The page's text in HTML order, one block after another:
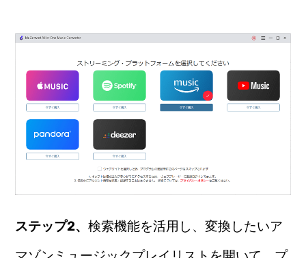
ステップ2、検索機能を活用し、変換したいア